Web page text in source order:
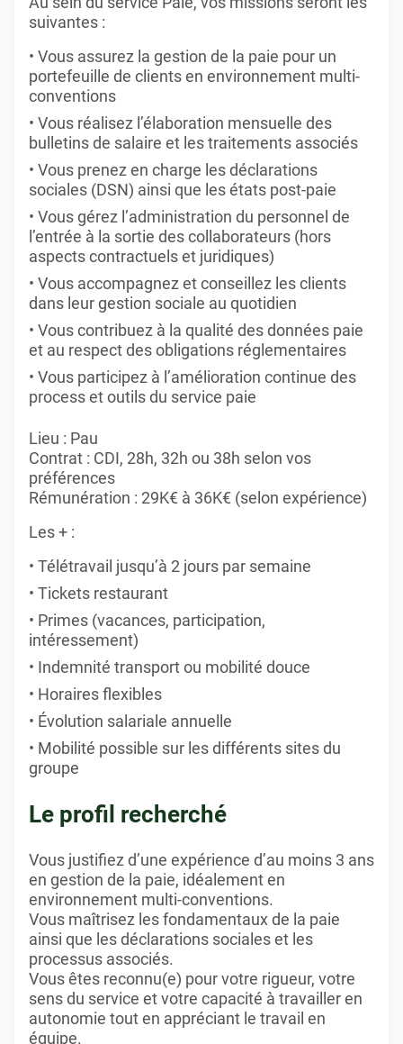
suivantes :
Vous assurez la gestion de la paie pour un
portefeuille de clients en environnement multi-
conventions
Vous réalisez l’élaboration mensuelle des
bulletins de salaire et les traitements associés
Vous prenez en charge les déclarations
sociales (DSN) ainsi que les états post-paie
Vous gérez l’administration du personnel de
l’entrée à la sortie des collaborateurs (hors
aspects contractuels et juridiques)
Vous accompagnez et conseillez les clients
dans leur gestion sociale au quotidien
Vous contribuez à la qualité des données paie
et au respect des obligations réglementaires
Vous participez à l’amélioration continue des
process et outils du service paie
Lieu : Pau
Contrat : CDI, 28h, 32h ou 38h selon vos
préférences
Rémunération : 29K€ à 36K€ (selon expérience)
Les + :
Télétravail jusqu’à 2 jours par semaine
Tickets restaurant
Primes (vacances, participation,
intéressement)
Indemnité transport ou mobilité douce
Horaires flexibles
Évolution salariale annuelle
Mobilité possible sur les différents sites du
groupe
Le profil recherché
Vous justifiez d’une expérience d’au moins 3 ans
en gestion de la paie, idéalement en
environnement multi-conventions.
Vous maîtrisez les fondamentaux de la paie
ainsi que les déclarations sociales et les
processus associés.
Vous êtes reconnu(e) pour votre rigueur, votre
sens du service et votre capacité à travailler en
autonomie tout en appréciant le travail en
équipe.